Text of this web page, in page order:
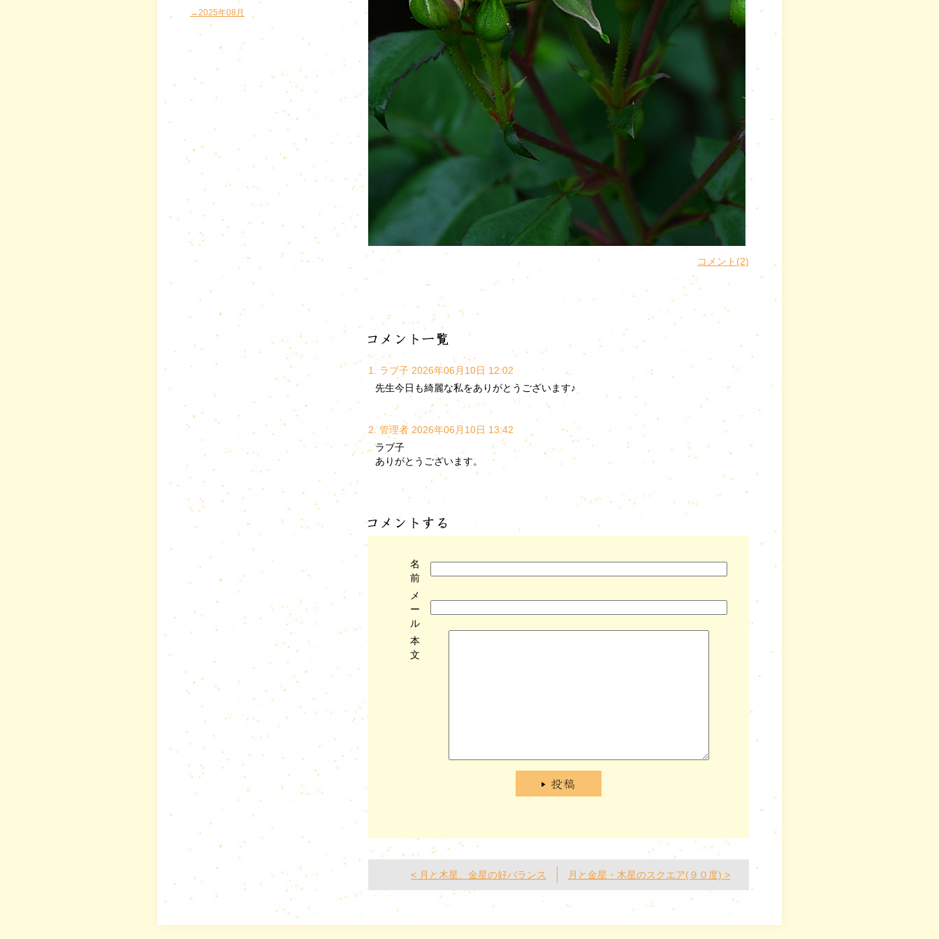
コメント(2)
1. ラブ子 2026年06月10日 12:02
先生今日も綺麗な私をありがとうございます♪
2. 管理者 2026年06月10日 13:42
ラブ子
ありがとうございます。
名
前
メ
ー
ル
本
文
< 月と木星、金星の好バランス 月と金星・木星のスクエア(９０度) >
→2025年08月